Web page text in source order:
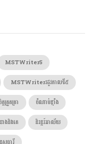
MSTWriter5
MSTWriterរដូវកាលទី៥
តត្រួតត្រា
ចំណាប់ខ្មាំង
នាងនិងគេ
និរន្តរ៍អាល័យ